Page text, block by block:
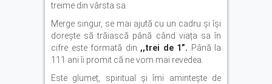
treime din vârsta sa.
Merge singur, se mai ajută cu un cadru și își
dorește să trăiască până când viața sa în
cifre este formată din ,,trei de 1”. Până la
111 ani îi promit că ne vom mai revedea.
Este glumeț, spiritual și îmi amintește de